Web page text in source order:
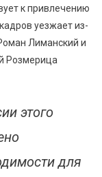
к привлечению
уезжает из-
Лиманский и
Розмерица
этого
для